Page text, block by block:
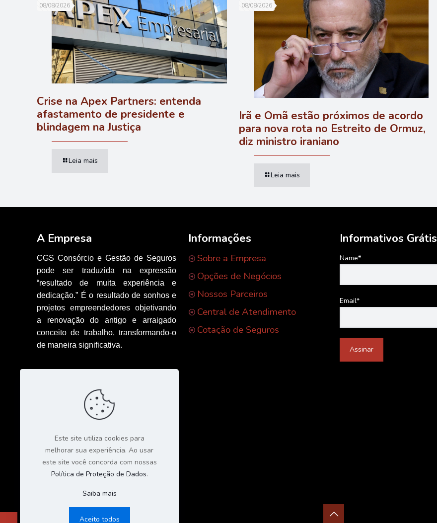
08/08/2026
Crise na Apex Partners: entenda
afastamento de presidente e
blindagem na Justiça
Leia mais
08/08/2026
Irã e Omã estão próximos de acordo
para nova rota no Estreito de Ormuz,
diz ministro iraniano
Leia mais
A Empresa
CGS Consórcio e Gestão de Seguros
pode ser traduzida na expressão
“resultado de muita experiência e
dedicação.” É o resultado de sonhos e
projetos empreendedores objetivando
a renovação do antigo e arraigado
conceito de trabalho, transformando-o
de maneira significativa.
Informações
Sobre a Empresa
Opções de Negócios
Nossos Parceiros
Central de Atendimento
Cotação de Seguros
Informativos Grátis
Name*
Email*
Este site utiliza cookies para
melhorar sua experiência. Ao usar
este site você concorda com nossas
Política de Proteção de Dados.
Saiba mais
Aceito todos